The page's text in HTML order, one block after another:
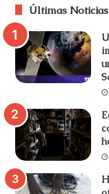
Últimas Noticias